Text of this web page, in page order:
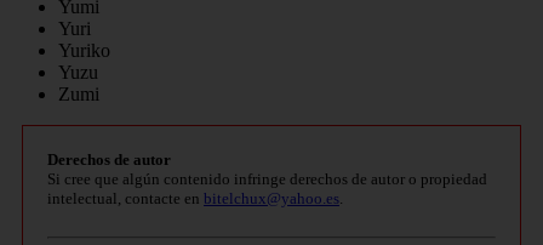
Yumi
Yuri
Yuriko
Yuzu
Zumi
Derechos de autor
Si cree que algún contenido infringe derechos de autor o propiedad
intelectual, contacte en bitelchux@yahoo.es.